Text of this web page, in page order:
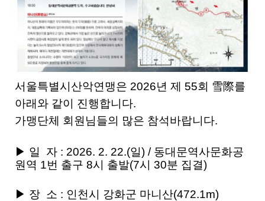
서울특별시산악연맹은 2026년 제 55회 雪際를
아래와 같이 진행합니다.
가맹단체 회원님들의 많은 참석바랍니다.
▶ 일 자 : 2026. 2. 22.(일) / 동대문역사문화공
원역 1번 출구 8시 출발(7시 30분 집결)
▶ 장 소 : 인천시 강화군 마니산(472.1m)